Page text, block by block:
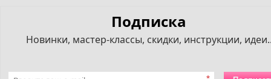
Подписка
Новинки, мастер-классы, скидки, инструкции,